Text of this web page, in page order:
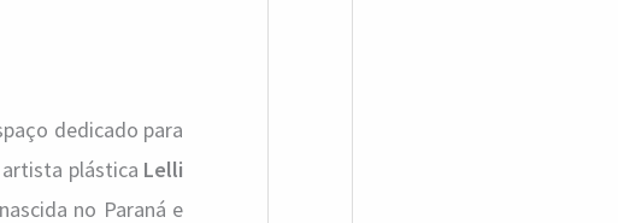
dedicado para
plástica Lelli
no Paraná e